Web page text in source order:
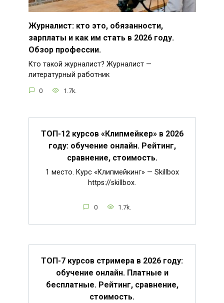
Журналист: кто это, обязанности,
зарплаты и как им стать в 2026 году.
Обзор профессии.
Кто такой журналист? Журналист —
литературный работник
0 1.7k.
ТОП-12 курсов «Клипмейкер» в 2026
году: обучение онлайн. Рейтинг,
сравнение, стоимость.
1 место. Курс «Клипмейкинг» — Skillbox
https://skillbox.
0 1.7k.
ТОП-7 курсов стримера в 2026 году:
обучение онлайн. Платные и
бесплатные. Рейтинг, сравнение,
стоимость.